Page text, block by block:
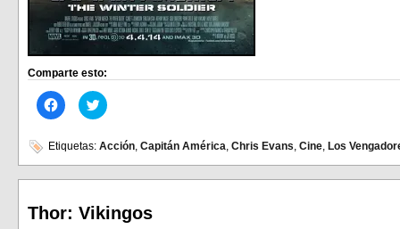
Comparte esto:
Haz
clic
en
Facebook
(Se
abre
ventana
nueva)
Haz
clic
en
(Se
abre
ventana
nueva)
Etiquetas: Acción, Capitán América, Chris Evans, Cine, Los
Thor: Vikingos